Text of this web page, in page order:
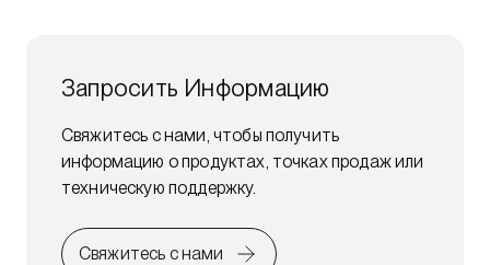
Запросить Информацию
Свяжитесь с нами, чтобы получить
информацию о продуктах, точках продаж или
техническую поддержку.
Свяжитесь с нами